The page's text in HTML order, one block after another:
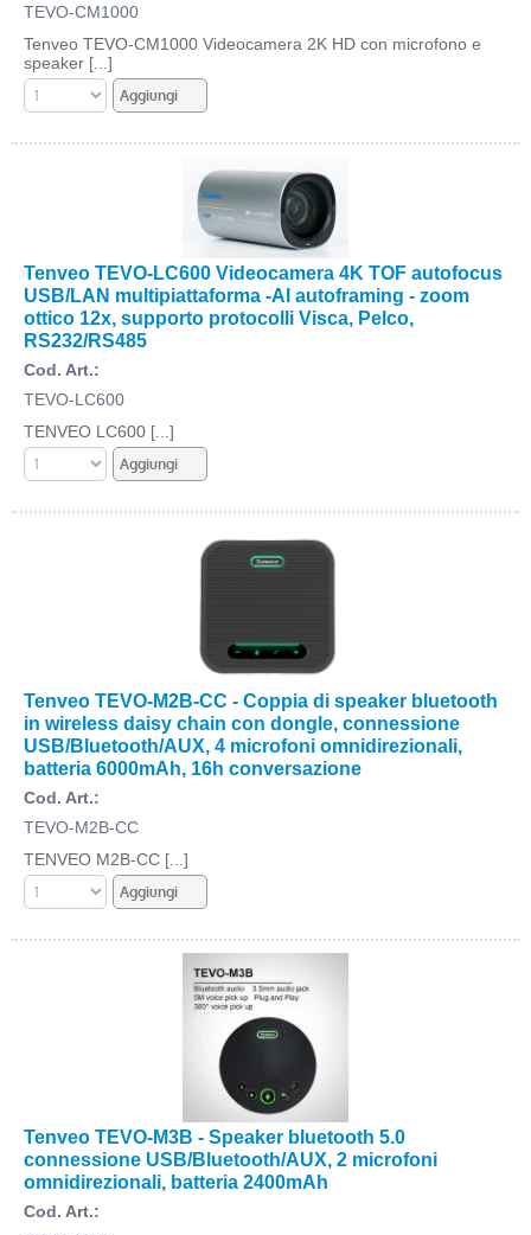
TEVO-CM1000
Tenveo TEVO-CM1000 Videocamera 2K HD con microfono e
speaker [...]
Tenveo TEVO-LC600 Videocamera 4K TOF autofocus
USB/LAN multipiattaforma -AI autoframing - zoom
ottico 12x, supporto protocolli Visca, Pelco,
RS232/RS485
Cod. Art.:
TEVO-LC600
TENVEO LC600 [...]
Tenveo TEVO-M2B-CC - Coppia di speaker bluetooth
in wireless daisy chain con dongle, connessione
USB/Bluetooth/AUX, 4 microfoni omnidirezionali,
batteria 6000mAh, 16h conversazione
Cod. Art.:
TEVO-M2B-CC
TENVEO M2B-CC [...]
Tenveo TEVO-M3B - Speaker bluetooth 5.0
connessione USB/Bluetooth/AUX, 2 microfoni
omnidirezionali, batteria 2400mAh
Cod. Art.: